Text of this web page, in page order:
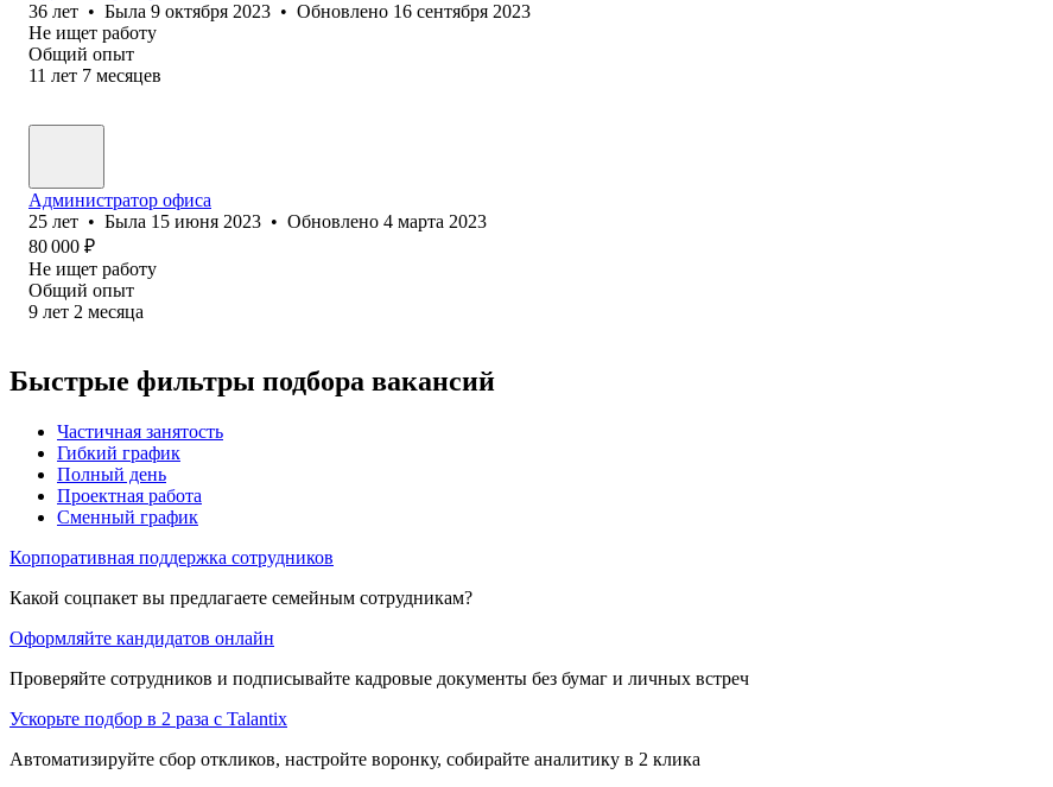
36 лет • Была 9 октября 2023 • Обновлено 16 сентября 2023
Не ищет работу
Общий опыт
11 лет 7 месяцев
Администратор офиса
25 лет • Была 15 июня 2023 • Обновлено 4 марта 2023
80 000 ₽
Не ищет работу
Общий опыт
9 лет 2 месяца
Быстрые фильтры подбора вакансий
Частичная занятость
Гибкий график
Полный день
Проектная работа
Сменный график
Корпоративная поддержка сотрудников
Какой соцпакет вы предлагаете семейным сотрудникам?
Оформляйте кандидатов онлайн
Проверяйте сотрудников и подписывайте кадровые документы без бумаг и личных встреч
Ускорьте подбор в 2 раза с Talantix
Автоматизируйте сбор откликов, настройте воронку, собирайте аналитику в 2 клика